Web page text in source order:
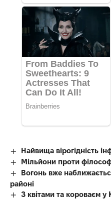
Найвища вірогідність
Мільйони проти
Вогонь вже
районі
З квітами та короваєм